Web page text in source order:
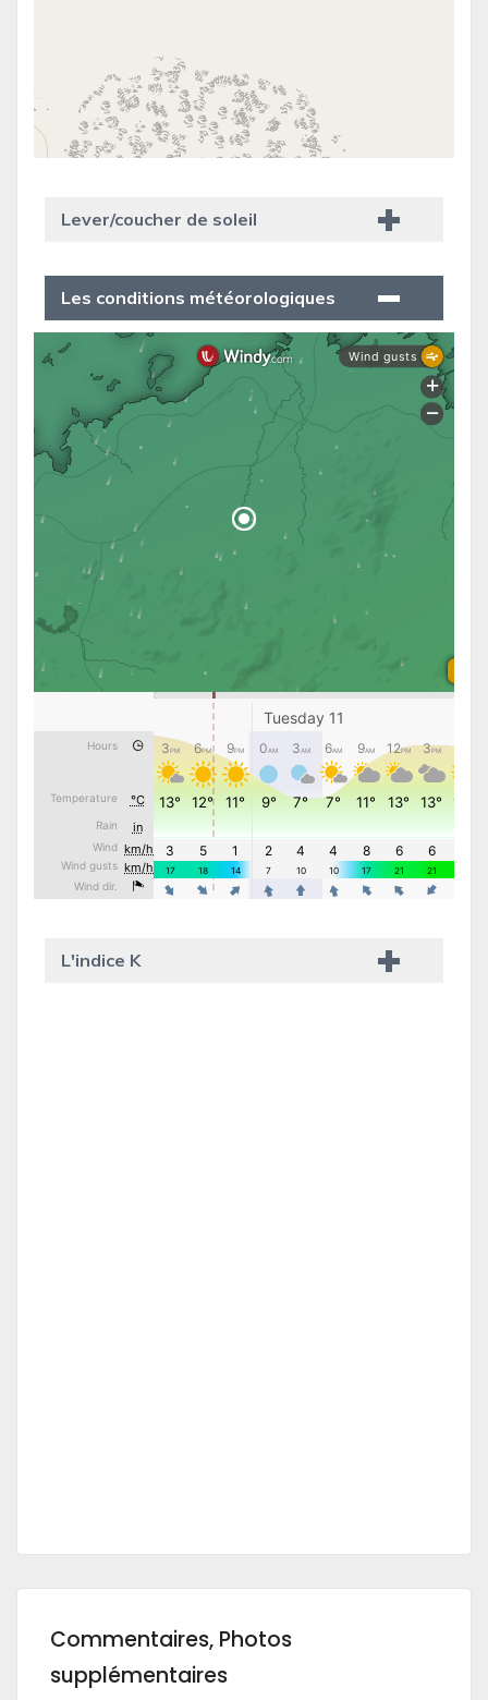
Lever/coucher de soleil
Les conditions météorologiques
L'indice K
Commentaires, Photos
supplémentaires